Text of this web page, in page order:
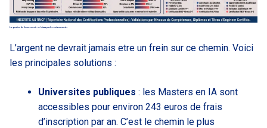
La question du financement : ne laissez pas le cout vous arreter
L’argent ne devrait jamais etre un frein sur ce chemin. Voici
les principales solutions :
Universites publiques : les Masters en IA sont
accessibles pour environ 243 euros de frais
d’inscription par an. C’est le chemin le plus